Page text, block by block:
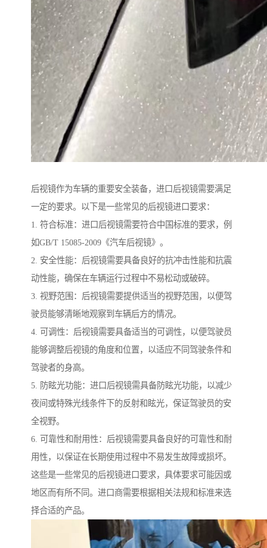
后视镜作为车辆的重要安全装备，进口后视镜需要满足
一定的要求。以下是一些常见的后视镜进口要求：
1. 符合标准：进口后视镜需要符合中国标准的要求，例
如GB/T 15085-2009《汽车后视镜》。
2. 安全性能：后视镜需要具备良好的抗冲击性能和抗震
动性能，确保在车辆运行过程中不易松动或破碎。
3. 视野范围：后视镜需要提供适当的视野范围，以便驾
驶员能够清晰地观察到车辆后方的情况。
4. 可调性：后视镜需要具备适当的可调性，以便驾驶员
能够调整后视镜的角度和位置，以适应不同驾驶条件和
驾驶者的身高。
5. 防眩光功能：进口后视镜需具备防眩光功能，以减少
夜间或特殊光线条件下的反射和眩光，保证驾驶员的安
全视野。
6. 可靠性和耐用性：后视镜需要具备良好的可靠性和耐
用性，以保证在长期使用过程中不易发生故障或损坏。
这些是一些常见的后视镜进口要求，具体要求可能因或
地区而有所不同。进口商需要根据相关法规和标准来选
择合适的产品。